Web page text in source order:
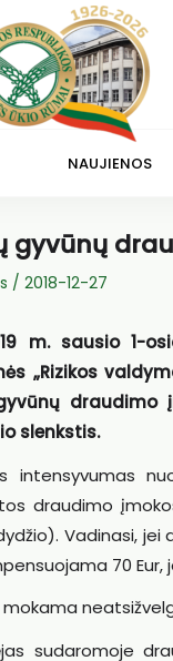
NAUJIENOS
gyvūnų
/ 2018-12-27
m. sausio 1-
„Rizikos
draudimo
slenkstis.
intensyvumas
draudimo
Vadinasi,
70 Eur,
sudaromoje